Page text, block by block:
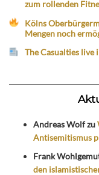
zum rollenden
Kölns
Mengen noch
The Casualties live
Andreas Wolfzu
Antisemitismus
Frank
den